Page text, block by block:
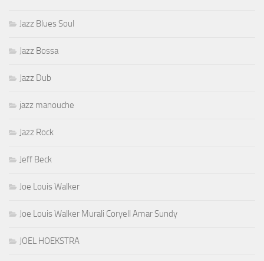
Jazz Blues Soul
Jazz Bossa
Jazz Dub
jazz manouche
Jazz Rock
Jeff Beck
Joe Louis Walker
Joe Louis Walker Murali Coryell Amar Sundy
JOEL HOEKSTRA